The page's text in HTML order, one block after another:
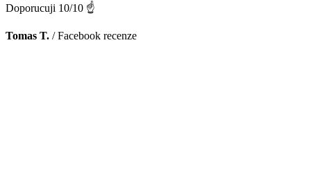
Doporucuji 10/10 ☝️
Tomas T. /Facebook recenze